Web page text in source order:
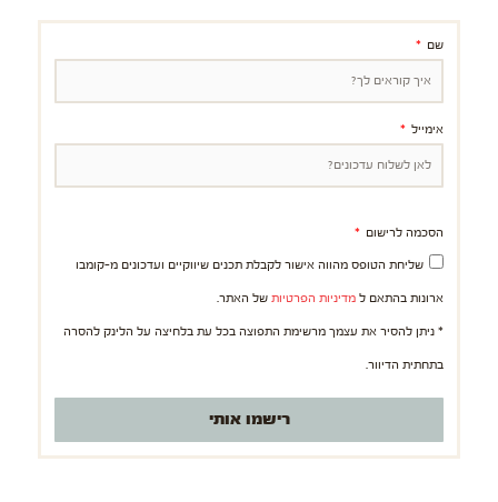
שם
אימייל
הסכמה לרישום
שליחת הטופס מהווה אישור לקבלת תכנים שיווקיים ועדכונים מ-קומבו
ארונות בהתאם ל מדיניות הפרטיות של האתר.
* ניתן להסיר את עצמך מרשימת התפוצה בכל עת בלחיצה על הלינק להסרה
בתחתית הדיוור.
רישמו אותי